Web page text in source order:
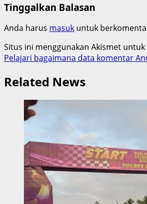
Tinggalkan Balasan
Anda harus masuk untuk
Situs ini menggunakan Akismet
Pelajari bagaimana data komentar
Related News